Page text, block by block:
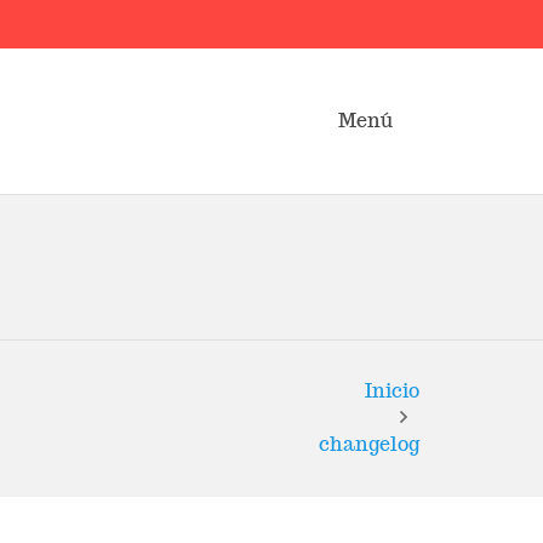
Menú
Inicio
changelog